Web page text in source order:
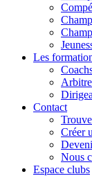
Les
Contact
Créer
Nous
Espace clubs